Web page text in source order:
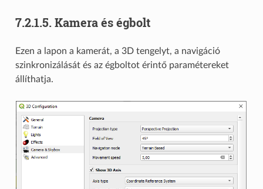
7.2.1.5. Kamera és égbolt
Ezen a lapon a kamerát, a 3D tengelyt, a navigáció
szinkronizálását és az égboltot érintő paramétereket
állíthatja.